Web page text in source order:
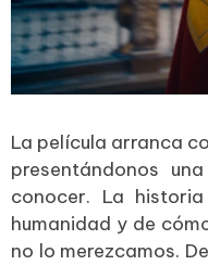
La película arranca
presentándonos
conocer. La
humanidad y de
no lo merezcamos.